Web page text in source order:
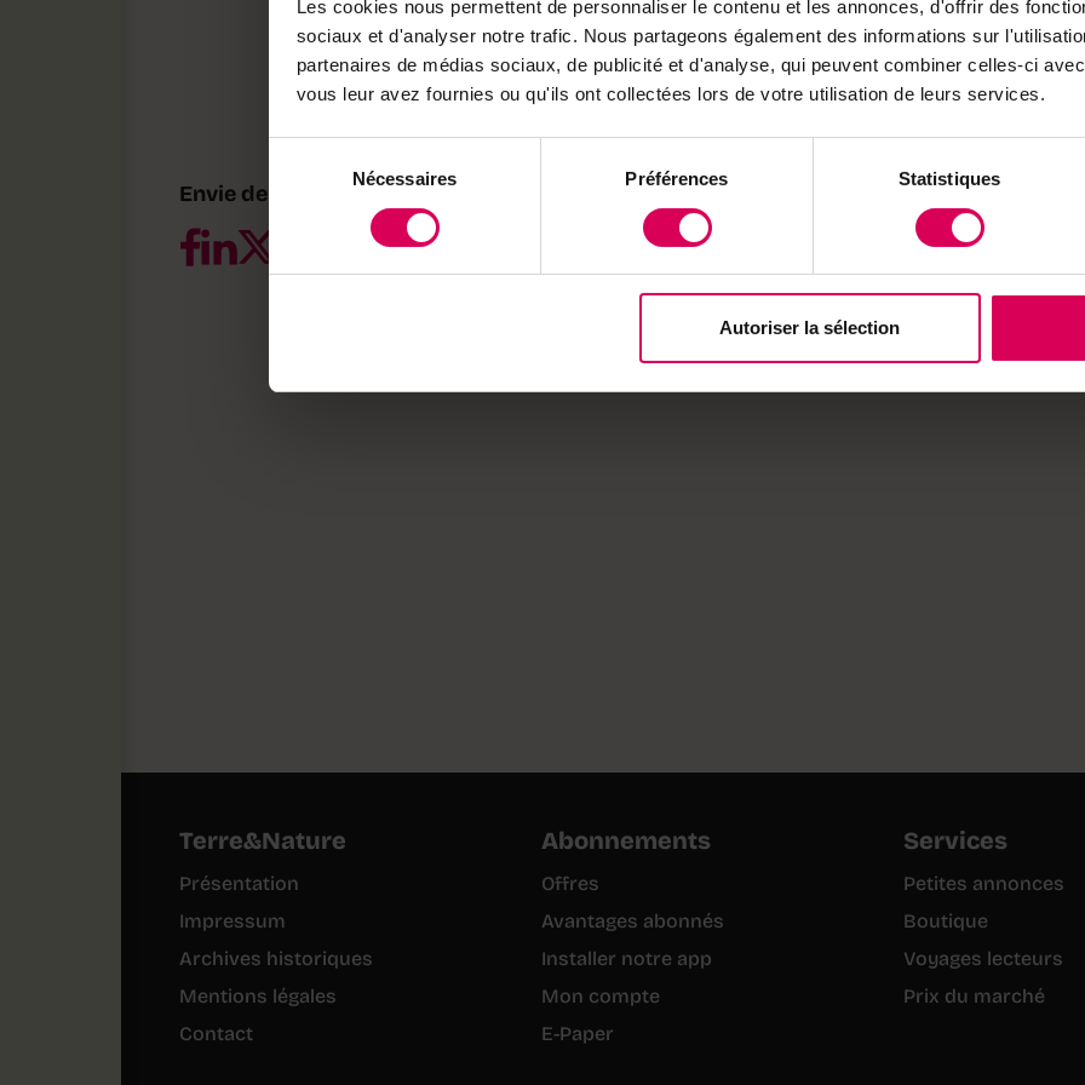
Les cookies nous permettent de personnaliser le contenu et les annonces, d'offrir des
sociaux et d'analyser notre trafic. Nous partageons également des informations sur
partenaires de médias sociaux, de publicité et d'analyse, qui peuvent combiner celles-ci
vous leur avez fournies ou qu'ils ont collectées lors de votre utilisation de leurs services.
consentement
Nécessaires Préférences Statistiques
Autoriser la sélection
générations sont opérationnelles depuis 2025 et les premières ventes sont
prévues pour 2027.
Envie de partager ?
Terre&Nature
Présentation
Impressum
Archives historiques
Mentions légales
Contact
Abonnements
Offres
Avantages abonnés
Installer notre app
Mon compte
E-Paper
Services
Petites annonces
Boutique
Voyages lecteurs
Prix du marché